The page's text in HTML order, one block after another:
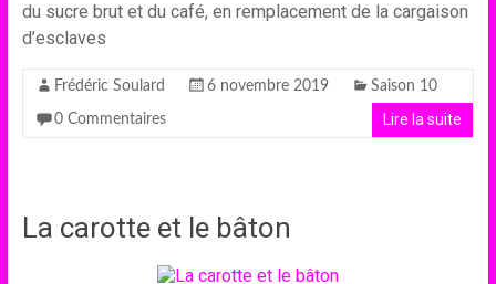
du sucre brut et du café, en remplacement de la cargaison
d’esclaves
Frédéric Soulard 6 novembre 2019 Saison 10
0 Commentaires Lire la suite
La carotte et le bâton